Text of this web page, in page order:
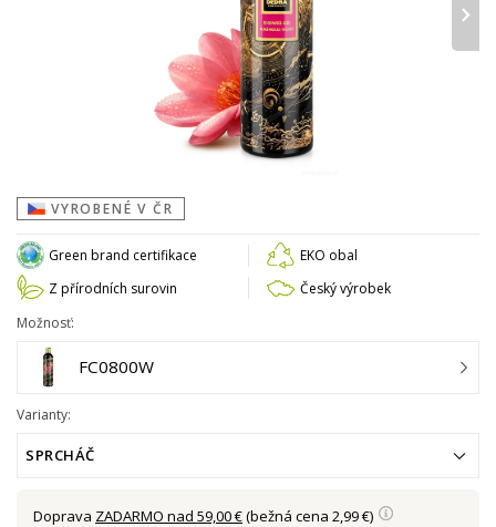
›
VYROBENÉ V ČR
Green brand certifikace
EKO obal
Z přírodních surovin
Český výrobek
Možnosť:
FC0800W
Varianty:
SPRCHÁČ
Doprava ZADARMO nad 59,00 €(bežná cena 2,99 €)